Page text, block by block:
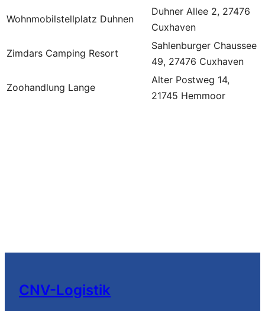
Wohnmobilstellplatz Duhnen
Duhner Allee 2, 27476
Cuxhaven
Zimdars Camping Resort
Sahlenburger Chaussee
49, 27476 Cuxhaven
Zoohandlung Lange
Alter Postweg 14,
21745 Hemmoor
CNV-Logistik